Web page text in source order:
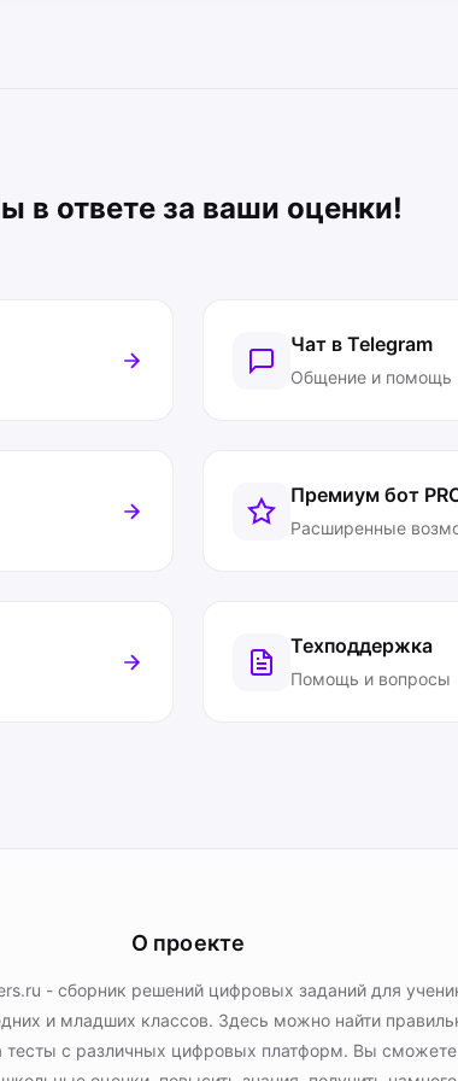
в ответе за ваши оценки!
Чат в Telegram
Общение и помощь
Премиум бот
Расширенные
Техподдержка
Помощь и вопросы
О проекте
- сборник решений цифровых заданий для
и младших классов. Здесь можно найти
тесты с различных цифровых платформ. Вы сможете